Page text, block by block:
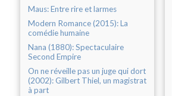
Maus: Entre rire et larmes
Modern Romance (2015): La
comédie humaine
Nana (1880): Spectaculaire
Second Empire
On ne réveille pas un juge qui dort
(2002): Gilbert Thiel, un magistrat
à part